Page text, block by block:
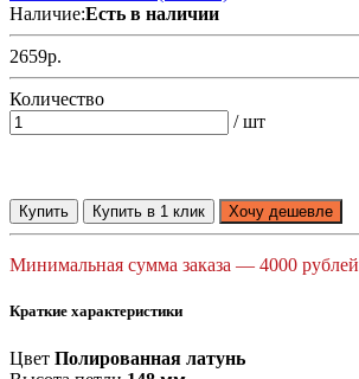
Наличие:Есть в наличии
2659р.
Количество
/ шт
Купить Купить в 1 клик Хочу дешевле
Минимальная сумма заказа — 4000 рублей
Краткие характеристики
Цвет Полированная латунь